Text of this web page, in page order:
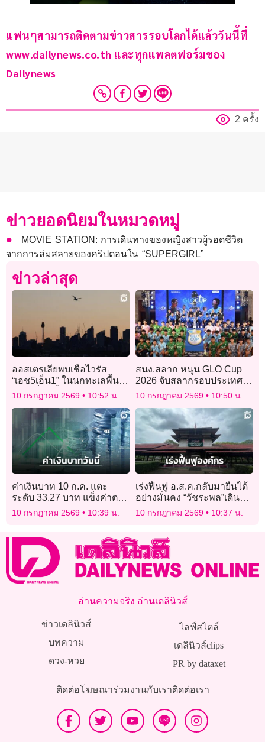
แฟนๆสามารถติดตามข่าวสารรอบโลกได้แล้ววันนี้ที่
www.dailynews.co.th และทุกแพลตฟอร์มของ
Dailynews
2 ครั้ง
ข่าวยอดนิยมในหมวดหมู่
MOVIE STATION: การเดินทางของหญิงสาวผู้รอดชีวิต
จากการล่มสลายของคริปตอนใน “SUPERGIRL”
ข่าวล่าสุด
ออสเตรเลียพบเชื้อไวรัส
“เอช5เอ็น1” ในนกทะเลพื้น
เมืองเป็นครั้งแรก
10 กรกฎาคม 2569 10:52 น.
สนง.สลาก หนุน GLO Cup
2026 จับสลากรอบประเทศ
เฟ้นหาสุดยอดแข้งเยาวชน
และ GLO STAR รุ่นสอง
10 กรกฎาคม 2569 10:50 น.
ค่าเงินบาท 10 ก.ค. แตะ
ระดับ 33.27 บาท แข็งค่าตาม
ทิศทางเงินสกุลเอเชีย
10 กรกฎาคม 2569 10:39 น.
เร่งฟื้นฟู อ.ส.ค.กลับมายืนได้
อย่างมั่นคง “วัชระพล”เดิน
หน้าปลดล็อกปัญหาโคนม
10 กรกฎาคม 2569 10:37 น.
อ่านความจริง อ่านเดลินิวส์
ข่าวเดลินิวส์
บทความ
ดวง-หวย
ไลฟ์สไตล์
เดลินิวส์clips
PR by dataxet
ติดต่อโฆษณาร่วมงานกับเราติดต่อเรา